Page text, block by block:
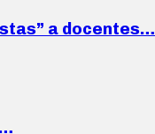
a docentes…